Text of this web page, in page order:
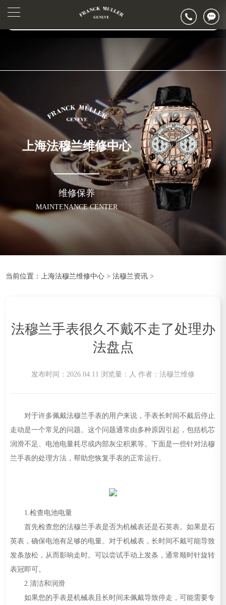
▲
▼
2026年6月法穆兰上海市售后服务网络优化升级公告
2026年6月上海市法穆兰官方售后客户服务热线：400-006-0073
节假日正常营业！
上海法穆兰维修中心
维修保养
MAINTENANCE CENTER
当前位置： 上海法穆兰维修中心 >法穆兰资讯 >
法穆兰手表很久不戴不走了处理办
法盘点
发布时间：2026.04.11 浏览量： 人 作者：法穆兰维修
对于许多佩戴法穆兰手表的用户来说，手表长时间不戴后停止
走动是一个常见的问题。这个问题通常由多种原因引起，包括机芯
润滑不足、电池电量耗尽或内部灰尘积累等。下面是一些针对法穆
兰手表的处理方法，帮助您恢复手表的正常运行。
1.检查电池电量
首先检查您的法穆兰手表是否为机械表还是石英表。如果是石
英表，确保电池有足够的电量。对于机械表，长时间不戴可能导致
发条放松，从而影响走时。可以尝试手动上发条，通常顺时针旋转
表冠即可。
2.清洁和润滑
如果您的手表是机械表且长时间未佩戴导致停走，可能需要专